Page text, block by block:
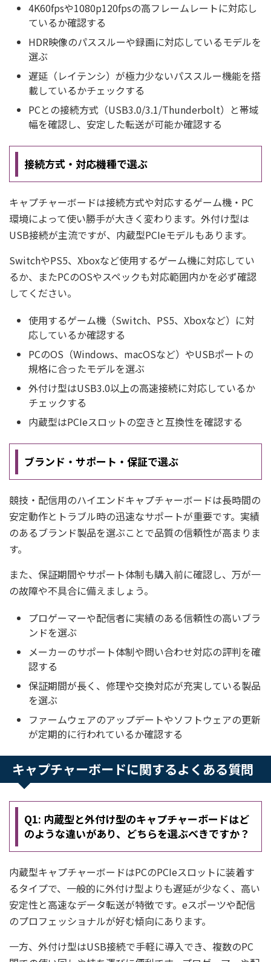
4K60fpsや1080p120fpsの高フレームレートに対応し
ているか確認する
HDR映像のパススルーや録画に対応しているモデルを
選ぶ
遅延（レイテンシ）が極力少ないパススルー機能を搭
載しているかチェックする
PCとの接続方式（USB3.0/3.1/Thunderbolt）と帯域
幅を確認し、安定した転送が可能か確認する
接続方式・対応機種で選ぶ
キャプチャーボードは接続方式や対応するゲーム機・PC
環境によって使い勝手が大きく変わります。外付け型は
USB接続が主流ですが、内蔵型PCIeモデルもあります。
SwitchやPS5、Xboxなど使用するゲーム機に対応してい
るか、またPCのOSやスペックも対応範囲内かを必ず確認
してください。
使用するゲーム機（Switch、PS5、Xboxなど）に対
応しているか確認する
PCのOS（Windows、macOSなど）やUSBポートの
規格に合ったモデルを選ぶ
外付け型はUSB3.0以上の高速接続に対応しているか
チェックする
内蔵型はPCIeスロットの空きと互換性を確認する
ブランド・サポート・保証で選ぶ
競技・配信用のハイエンドキャプチャーボードは長時間の
安定動作とトラブル時の迅速なサポートが重要です。実績
のあるブランド製品を選ぶことで品質の信頼性が高まりま
す。
また、保証期間やサポート体制も購入前に確認し、万が一
の故障や不具合に備えましょう。
プロゲーマーや配信者に実績のある信頼性の高いブラ
ンドを選ぶ
メーカーのサポート体制や問い合わせ対応の評判を確
認する
保証期間が長く、修理や交換対応が充実している製品
を選ぶ
ファームウェアのアップデートやソフトウェアの更新
が定期的に行われているか確認する
キャプチャーボードに関するよくある質問
Q1: 内蔵型と外付け型のキャプチャーボードはど
のような違いがあり、どちらを選ぶべきですか？
内蔵型キャプチャーボードはPCのPCIeスロットに装着す
るタイプで、一般的に外付け型よりも遅延が少なく、高い
安定性と高速なデータ転送が特徴です。eスポーツや配信
のプロフェッショナルが好む傾向にあります。
一方、外付け型はUSB接続で手軽に導入でき、複数のPC